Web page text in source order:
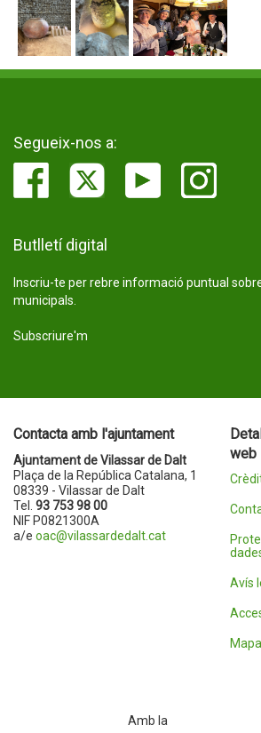
Segueix-nos a:
Butlletí digital
Inscriu-te per rebre informació puntual
municipals.
Subscriure'm
Contacta amb l'ajuntament
Ajuntament de Vilassar de Dalt
Plaça de la República Catalana, 1
08339 - Vilassar de Dalt
Tel. 93 753 98 00
NIF P0821300A
a/e oac@vilassardedalt.cat
web
Avís
Amb la